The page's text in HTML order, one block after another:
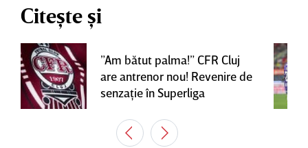
Citește și
”Am bătut palma!” CFR Cluj
are antrenor nou! Revenire de
senzaţie în Superliga